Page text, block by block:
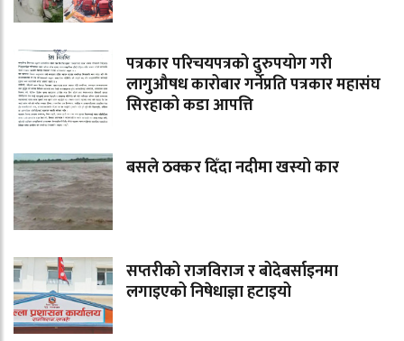
पत्रकार परिचयपत्रको दुरुपयोग गरी
लागुऔषध कारोबार गर्नेप्रति पत्रकार महासंघ
सिरहाको कडा आपत्ति
बसले ठक्कर दिँदा नदीमा खस्यो कार
सप्तरीको राजविराज र बोदेबर्साइनमा
लगाइएको निषेधाज्ञा हटाइयो